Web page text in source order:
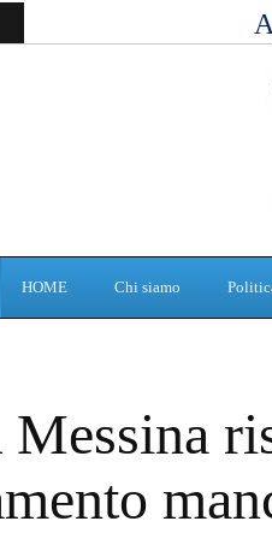
HOME Chi siamo